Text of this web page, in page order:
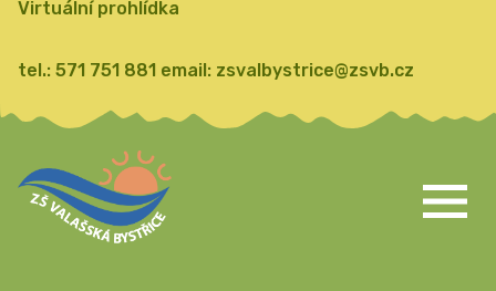
Virtuální prohlídka
tel.: 571 751 881 email: zsvalbystrice@zsvb.cz